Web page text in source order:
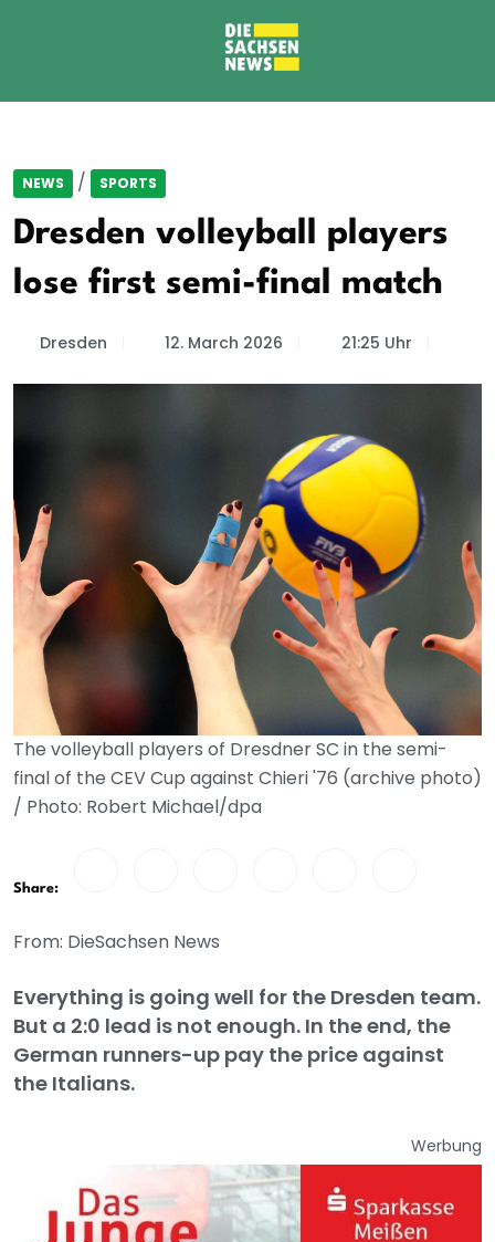
NEWS / SPORTS
Dresden volleyball players
lose first semi-final match
Dresden 12. March 2026 21:25 Uhr
The volleyball players of Dresdner SC in the semi-
final of the CEV Cup against Chieri '76 (archive photo)
/ Photo: Robert Michael/dpa
Share:
From: DieSachsen News
Everything is going well for the Dresden team.
But a 2:0 lead is not enough. In the end, the
German runners-up pay the price against
the Italians.
Werbung